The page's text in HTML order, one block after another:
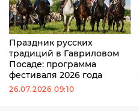
Праздник русских
традиций в Гавриловом
Посаде: программа
фестиваля 2026 года
26.07.2026 09:10